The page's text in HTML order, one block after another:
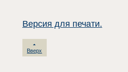
Версия для печати.
Вверх